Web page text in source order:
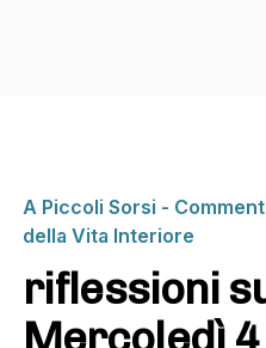
A Piccoli Sorsi -
della Vita Interiore
riflessioni